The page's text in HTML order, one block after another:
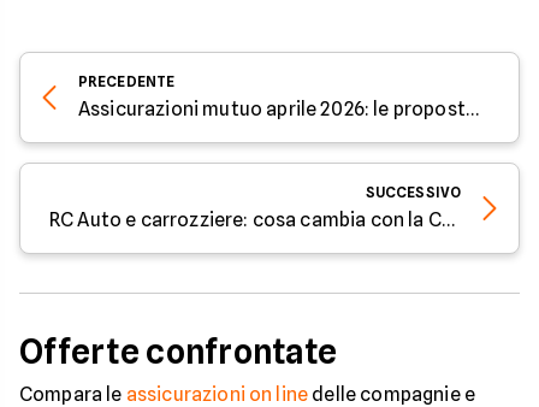
PRECEDENTE
Assicurazioni mutuo aprile 2026: le proposte disponibili
SUCCESSIVO
RC Auto e carrozziere: cosa cambia con la Cassazione
Offerte confrontate
Compara le assicurazioni on line delle compagnie e